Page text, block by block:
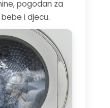
pogodan za
i djecu.